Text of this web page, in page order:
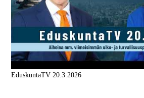
EduskuntaTV 20.3.2026